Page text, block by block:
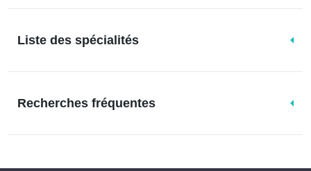
Liste des spécialités
Recherches fréquentes